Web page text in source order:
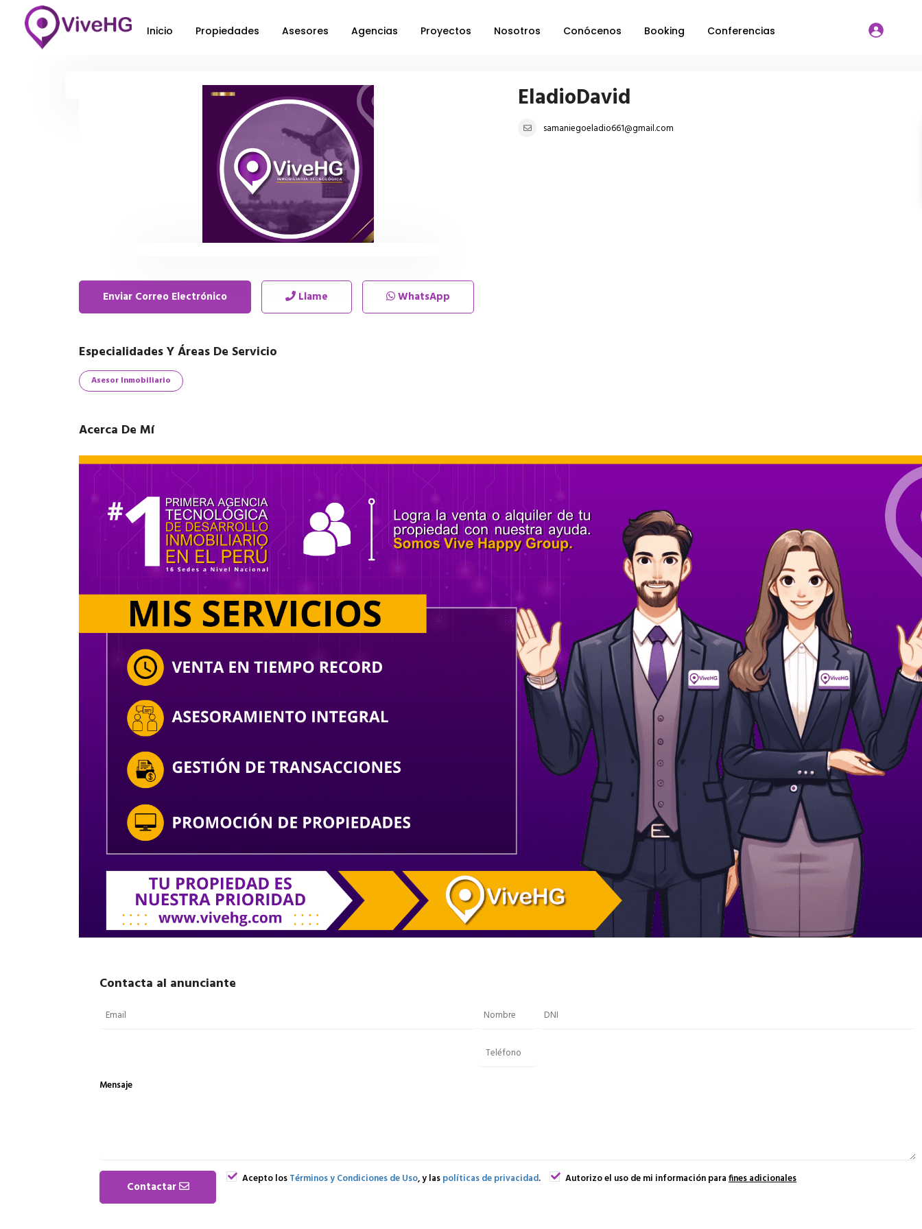
Inicio Propiedades Asesores Agencias Proyectos Nosotros Conócenos Booking Conferencias
EladioDavid
samaniegoeladio661@gmail.com
Enviar Correo Electrónico Llame WhatsApp
Especialidades Y Áreas De Servicio
Asesor Inmobiliario
Acerca De Mí
Contacta al anunciante
Mensaje
Acepto losTérminos y Condiciones de Uso, y laspolíticas de privacidad. Autorizo el uso de mi información parafines adicionales
Contactar